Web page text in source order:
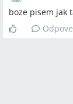
boze pisem jak